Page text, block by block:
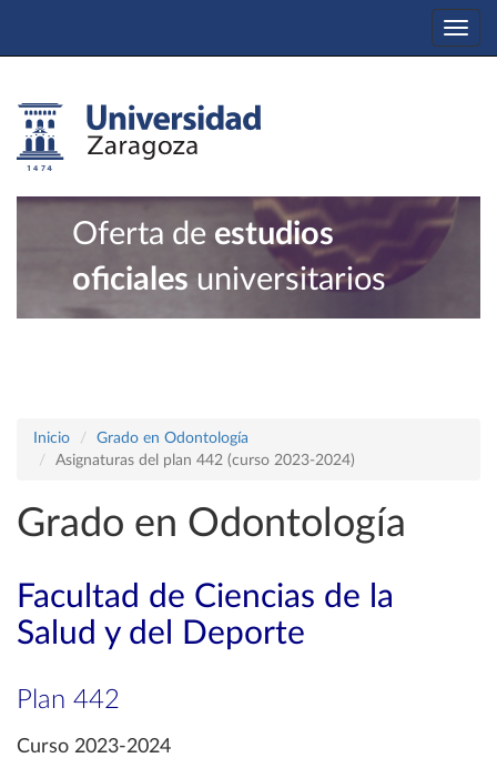
Oferta de estudios
oficiales universitarios
Inicio
Grado en Odontología
Asignaturas del plan 442 (curso 2023-2024)
Grado en Odontología
Facultad de Ciencias de la
Salud y del Deporte
Plan 442
Curso 2023-2024